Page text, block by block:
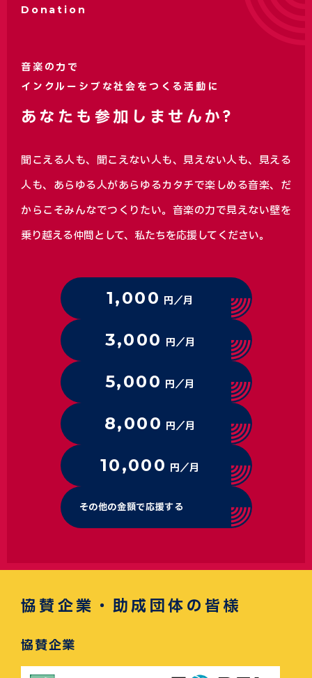
Donation
音楽の力で
インクルーシブな社会をつくる活動に
あなたも参加しませんか?
聞こえる人も、聞こえない人も、見えない人も、見える
人も、あらゆる人があらゆるカタチで楽しめる音楽、 だ
からこそみんなでつくりたい。音楽の力で見えない壁を
乗り越える仲間として、私たちを応援してください。
1,000 円／月
3,000 円／月
5,000 円／月
8,000 円／月
10,000 円／月
その他の金額で応援する
協賛企業・助成団体の皆様
協賛企業